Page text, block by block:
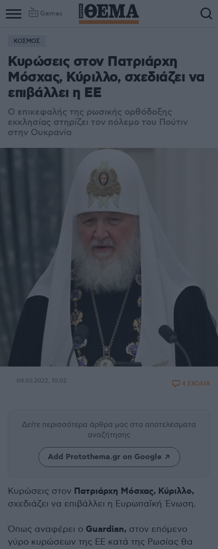
Games
ΚΟΣΜΟΣ
Κυρώσεις στον Πατριάρχη
Μόσχας, Κύριλλο, σχεδιάζει να
επιβάλλει η ΕΕ
Ο επικεφαλής της ρωσικής ορθόδοξης
εκκλησίας στηρίζει τον πόλεμο του Πούτιν
στην Ουκρανία
04.05.2022, 10:02 4 ΣΧΟΛΙΑ
Δείτε περισσότερα άρθρα μας στα αποτελέσματα
αναζήτησης
Add Protothema.gr on Google
Κυρώσεις στον Πατριάρχη Μόσχας, Κύριλλο,
σχεδιάζει να επιβάλλει η Ευρωπαϊκή Ένωση.
Όπως αναφέρει ο Guardian, στον επόμενο
γύρο κυρώσεων της ΕΕ κατά της Ρωσίας θα